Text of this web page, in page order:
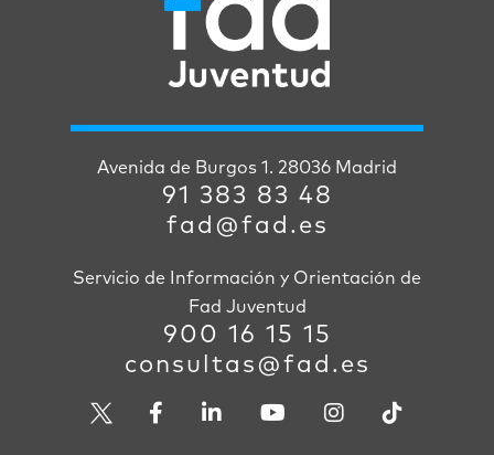
Avenida de Burgos 1. 28036 Madrid
91 383 83 48
fad@fad.es
Servicio de Información y Orientación de
Fad Juventud
900 16 15 15
consultas@fad.es